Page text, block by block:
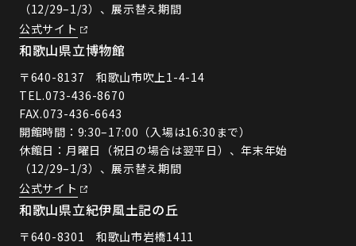
（12/29–1/3）、展示替え期間
公式サイト
和歌山県立博物館
〒640-8137 和歌山市吹上1-4-14
TEL.073-436-8670
FAX.073-436-6643
開館時間：9:30–17:00（入場は16:30まで）
休館日：月曜日（祝日の場合は翌平日）、年末年始
（12/29–1/3）、展示替え期間
公式サイト
和歌山県立紀伊風土記の丘
〒640-8301 和歌山市岩橋1411